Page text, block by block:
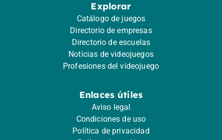
Explorar
Catálogo de juegos
Directorio de empresas
Directorio de escuelas
Noticias de videojuegos
Profesiones del videojuego
Enlaces útiles
Aviso legal
Condiciones de uso
Política de privacidad